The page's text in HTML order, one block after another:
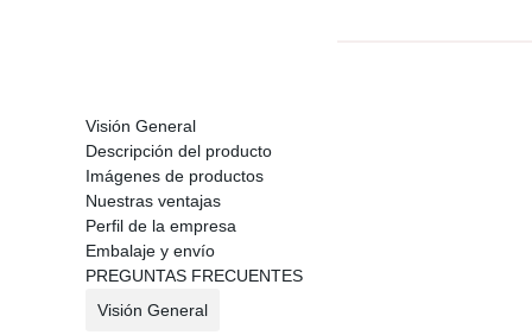
Visión General
Descripción del producto
Imágenes de productos
Nuestras ventajas
Perfil de la empresa
Embalaje y envío
PREGUNTAS FRECUENTES
Visión General